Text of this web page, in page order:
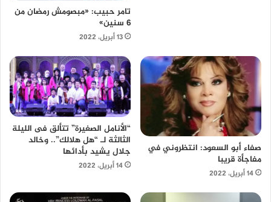
تامر حبيب: «مبصومش رمضان من
6 سنين»
13 أبريل، 2022
صفاء أبو السعود: انتظروني في
مفاجأة قريبا
14 أبريل، 2022
“الأنامل الصغيرة” تتألق فى الليلة
الثالثة لـ “هل هلالك”.. وخالد
جلال يشيد بأدائها
14 أبريل، 2022